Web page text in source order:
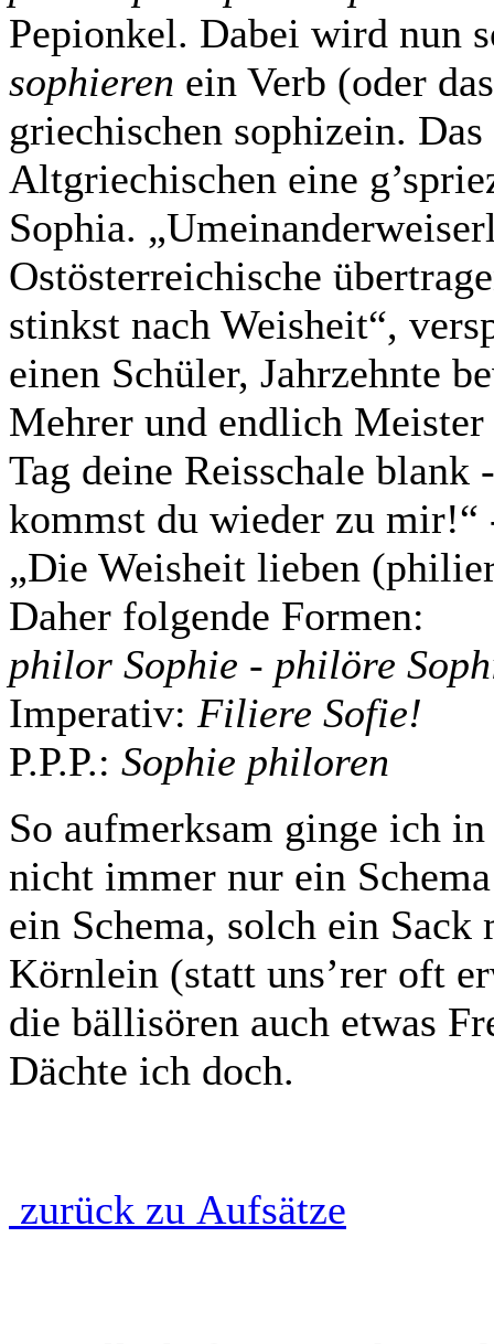
Pepionkel. Dabei wird nun
sophieren ein Verb (oder
griechischen sophizein.
Altgriechischen eine
Sophia.
Ostösterreichische
stinkst nach Weisheit“,
einen Schüler, Jahrzehnte
Mehrer und endlich
Tag deine Reisschale blank
kommst du wieder zu
„Die Weisheit lieben
Daher folgende Formen:
philor Sophie - philöre
Imperativ: Filiere Sofie!
P.P.P.: Sophie philoren
So aufmerksam ginge ich
nicht immer nur ein
ein Schema, solch ein
Körnlein (statt uns’rer oft
die bällisören auch etwas
Dächte ich doch.
zurück zu Aufsätze